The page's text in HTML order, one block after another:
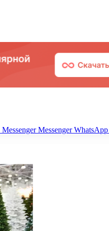
Messenger Messenger WhatsApp